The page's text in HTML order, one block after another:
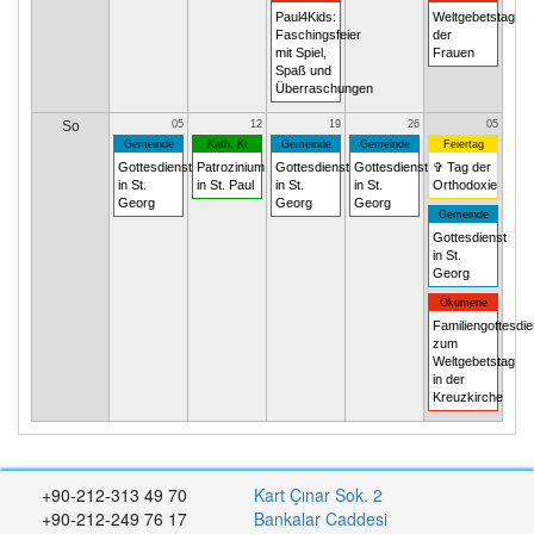
Paul4Kids:
Faschingsfeier
mit Spiel,
Spaß und
Überraschungen
Weltgebetstag
der
Frauen
So
05
Gemeinde
Gottesdienst
in St.
Georg
12
Kath. Ki
Patrozinium
in St. Paul
19
Gemeinde
Gottesdienst
in St.
Georg
26
Gemeinde
Gottesdienst
in St.
Georg
05
Feiertag
✞ Tag der
Orthodoxie
Gemeinde
Gottesdienst
in St.
Georg
Ökumene
zum
Weltgebetstag
in der
Kreuzkirche
+90-212-313 49 70
+90-212-249 76 17
Kart Çınar Sok. 2
Bankalar Caddesi